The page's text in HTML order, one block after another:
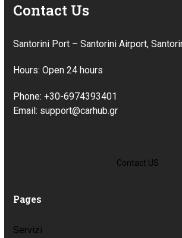
Contact Us
Santorini Port – Santorini Airport,
Hours: Open 24 hours
Phone: +30-6974393401
Email: support@carhub.gr
Contact US
Pages
Servizi